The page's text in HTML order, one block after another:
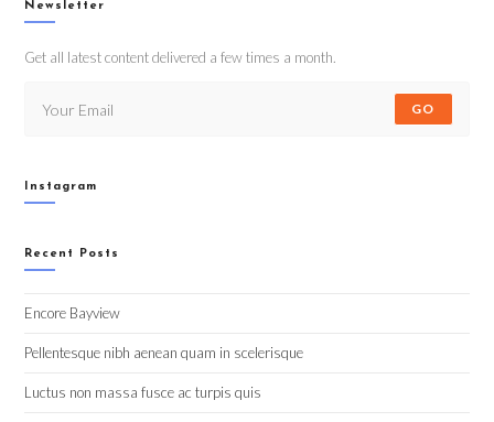
Newsletter
Get all latest content delivered a few times a month.
GO
Instagram
Recent Posts
Encore Bayview
Pellentesque nibh aenean quam in scelerisque
Luctus non massa fusce ac turpis quis